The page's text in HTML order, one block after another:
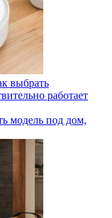
выбрать
работает
модель под дом,